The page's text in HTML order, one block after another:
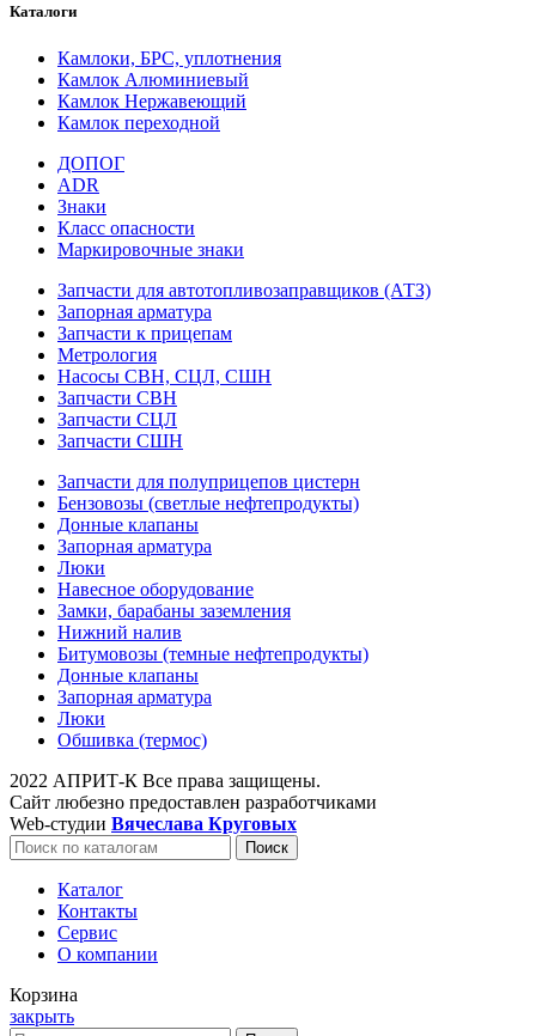
Каталоги
Камлоки, БРС, уплотнения
Камлок Алюминиевый
Камлок Нержавеющий
Камлок переходной
ДОПОГ
ADR
Знаки
Класс опасности
Маркировочные знаки
Запчасти для автотопливозаправщиков (АТЗ)
Запорная арматура
Запчасти к прицепам
Метрология
Насосы СВН, СЦЛ, СШН
Запчасти СВН
Запчасти СЦЛ
Запчасти СШН
Запчасти для полуприцепов цистерн
Бензовозы (светлые нефтепродукты)
Донные клапаны
Запорная арматура
Люки
Навесное оборудование
Замки, барабаны заземления
Нижний налив
Битумовозы (темные нефтепродукты)
Донные клапаны
Запорная арматура
Люки
Обшивка (термос)
2022 АПРИТ-К Все права защищены.
Сайт любезно предоставлен разработчиками
Web-студии Вячеслава Круговых
Поиск
Каталог
Контакты
Сервис
О компании
Корзина
закрыть